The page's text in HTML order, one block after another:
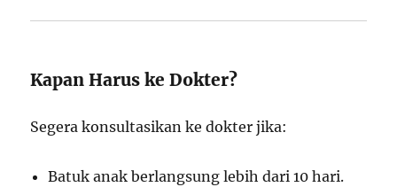
Kapan Harus ke Dokter?
Segera konsultasikan ke dokter jika:
Batuk anak berlangsung lebih dari 10 hari.